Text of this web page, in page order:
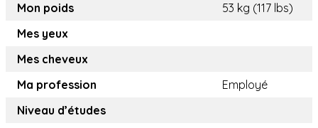
Mon poids
53 kg (117 lbs)
Mes yeux
Mes cheveux
Ma profession
Employé
Niveau d’études